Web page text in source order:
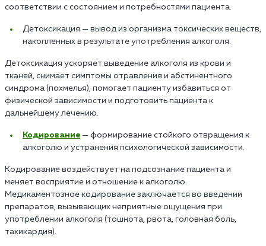
соответствии с состоянием и потребностями пациента.
Детоксикация — вывод из организма токсических веществ,
накопленных в результате употребления алкоголя.
Детоксикация ускоряет выведение алкоголя из крови и
тканей, снимает симптомы отравления и абстинентного
синдрома (похмелья), помогает пациенту избавиться от
физической зависимости и подготовить пациента к
дальнейшему лечению.
Кодирование — формирование стойкого отвращения к
алкоголю и устранения психологической зависимости.
Кодирование воздействует на подсознание пациента и
меняет восприятие и отношение к алкоголю.
Медикаментозное кодирование заключается во введении
препаратов, вызывающих неприятные ощущения при
употреблении алкоголя (тошнота, рвота, головная боль,
тахикардия).